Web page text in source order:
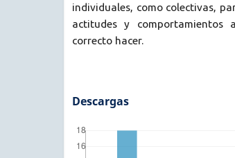
individuales, como colectivas,
actitudes y comportamientos
correcto hacer.
Descargas